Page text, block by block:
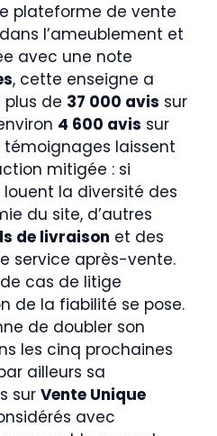
plateforme de vente
l’ameublement et
avec une note
, cette enseigne a
plus de 37 000 avis sur
4 600 avis sur
témoignages laissent
mitigée : si
la diversité des
du site, d’autres
de livraison et des
service après-vente.
cas de litige
de la fiabilité se pose.
de doubler son
les cinq prochaines
ailleurs sa
sur Vente Unique
avec